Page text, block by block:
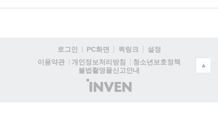
로그인 PC화면 퀵링크
설정
이용약관
개인정보처리방침
청소년보호정책
불법촬영물신고안내
(주)
인
▲